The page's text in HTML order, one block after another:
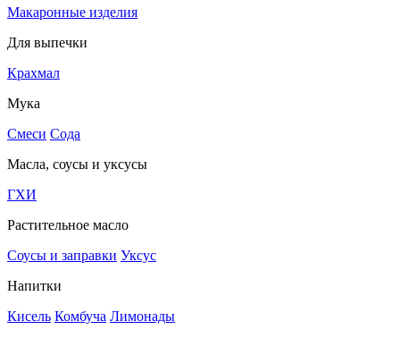
Макаронные изделия
Для выпечки
Крахмал
Мука
Смеси Сода
Масла, соусы и уксусы
ГХИ
Растительное масло
Соусы и заправки Уксус
Напитки
Кисель Комбуча Лимонады